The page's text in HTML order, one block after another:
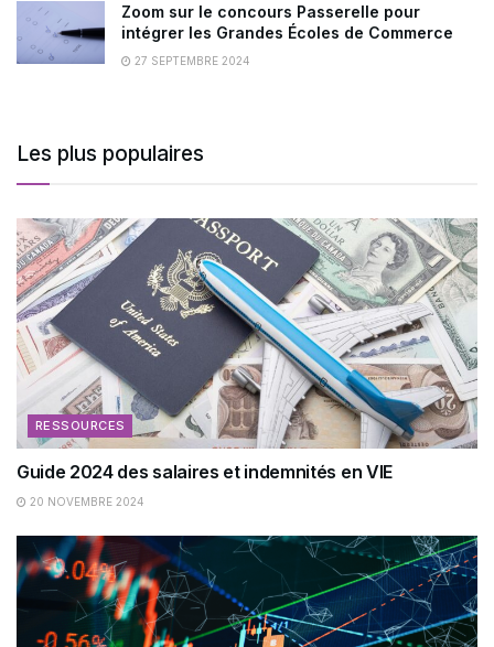
Zoom sur le concours Passerelle pour
intégrer les Grandes Écoles de Commerce
27 SEPTEMBRE 2024
Les plus populaires
RESSOURCES
Guide 2024 des salaires et indemnités en VIE
20 NOVEMBRE 2024